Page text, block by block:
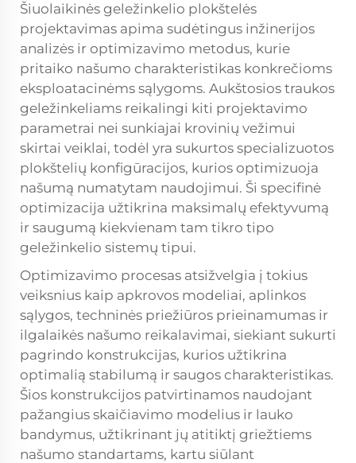
Šiuolaikinės geležinkelio plokštelės
projektavimas apima sudėtingus inžinerijos
analizės ir optimizavimo metodus, kurie
pritaiko našumo charakteristikas konkrečioms
eksploatacinėms sąlygoms. Aukštosios traukos
geležinkeliams reikalingi kiti projektavimo
parametrai nei sunkiajai krovinių vežimui
skirtai veiklai, todėl yra sukurtos specializuotos
plokštelių konfigūracijos, kurios optimizuoja
našumą numatytam naudojimui. Ši specifinė
optimizacija užtikrina maksimalų efektyvumą
ir saugumą kiekvienam tam tikro tipo
geležinkelio sistemų tipui.
Optimizavimo procesas atsižvelgia į tokius
veiksnius kaip apkrovos modeliai, aplinkos
sąlygos, techninės priežiūros prieinamumas ir
ilgalaikės našumo reikalavimai, siekiant sukurti
pagrindo konstrukcijas, kurios užtikrina
optimalią stabilumą ir saugos charakteristikas.
Šios konstrukcijos patvirtinamos naudojant
pažangius skaičiavimo modelius ir lauko
bandymus, užtikrinant jų atitiktį griežtiems
našumo standartams, kartu siūlant